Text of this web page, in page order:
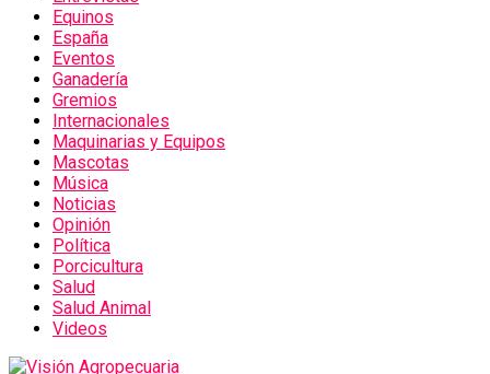
Equinos
España
Eventos
Ganadería
Gremios
Internacionales
Maquinarias y Equipos
Mascotas
Música
Noticias
Opinión
Política
Porcicultura
Salud
Salud Animal
Videos